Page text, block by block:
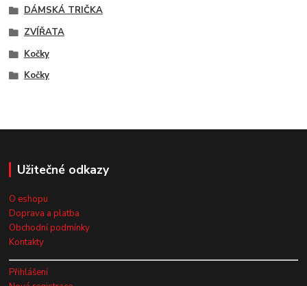
DÁMSKÁ TRIČKA
ZVÍŘATA
Kočky
Kočky
Užitečné odkazy
O eshopu
Doprava a platba
Obchodní podmínky
Kontakty
Přihlášení